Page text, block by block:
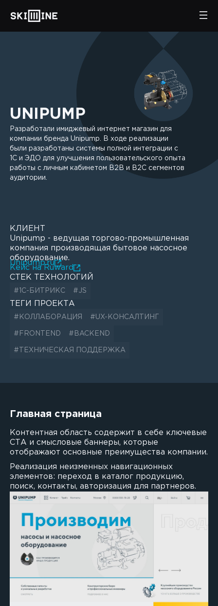
UNIPUMP
Разработали имиджевый интернет магазин для
компании бренда Unipump. В ходе реализации
были разработаны системы полной интеграции с
1С и ЭДО для улучшения пользовательского опыта
работы с личным кабинетом B2B и B2C сегментов
аудитории.
КЛИЕНТ
Unipump - ведущая торгово-промышленная
компания производящая бытовое насосное
оборудование.
Unipump.ru
Кейс на Ruward
СТЕК ТЕХНОЛОГИЙ
#1С-БИТРИКС #JS
ТЕГИ ПРОЕКТА
#КОЛЛАБОРАЦИЯ #UX-КОНСАЛТИНГ
#FRONTEND #BACKEND
#ТЕХНИЧЕСКАЯ ПОДДЕРЖКА
Главная страница
Контентная область содержит в себе ключевые
СТА и смысловые баннеры, которые
отображают основные преимущества компании.
Реализация неизменных навигационных
элементов: переход в каталог продукцию,
поиск, контакты, авторизация для партнеров.